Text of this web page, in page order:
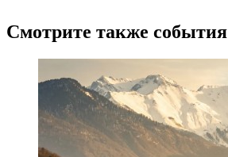
Смотрите также события